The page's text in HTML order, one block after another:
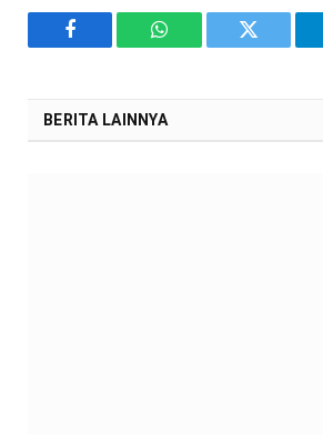
Facebook WhatsAppTwitter
BERITA LAINNYA